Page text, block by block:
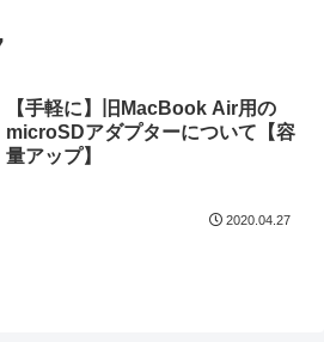
【手軽に】旧MacBook Air用の
microSDアダプターについて【容
量アップ】
2020.04.27